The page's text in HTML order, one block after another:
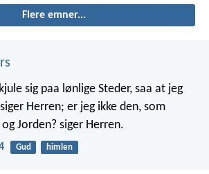
Flere emner...
sig paa lønlige Steder, saa at jeg
Herren; er jeg ikke den, som
Jorden? siger Herren.
Gud himlen